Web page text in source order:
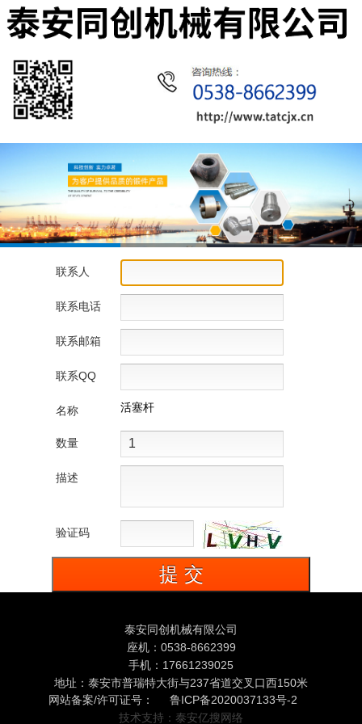
联系人
联系电话
联系邮箱
联系QQ
名称 活塞杆
数量
描述
验证码
泰安同创机械有限公司
座机：0538-8662399
手机：17661239025
地址：泰安市普瑞特大街与237省道交叉口西150米
网站备案/许可证号：
鲁ICP备2020037133号-2
技术支持：泰安亿搜网络